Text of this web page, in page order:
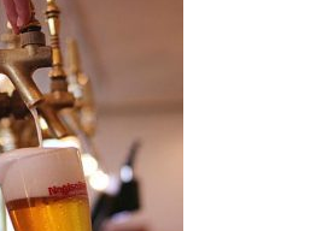
ル」
残
り
僅
か